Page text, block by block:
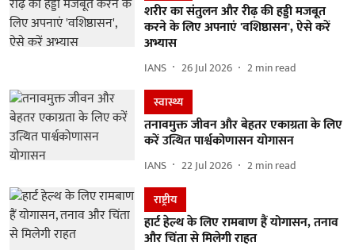
शरीर का संतुलन और रीढ़ की हड्डी मजबूत
करने के लिए अपनाएं 'वशिष्ठासन', ऐसे करें
अभ्यास
IANS 26 Jul 2026 2min read
स्वास्थ्य
तनावमुक्त जीवन और बेहतर एकाग्रता के लिए
करें उत्थित पार्श्वकोणासन योगासन
IANS 22 Jul 2026 2min read
राष्ट्रीय
हार्ट हेल्थ के लिए रामबाण हैं योगासन, तनाव
और चिंता से मिलेगी राहत